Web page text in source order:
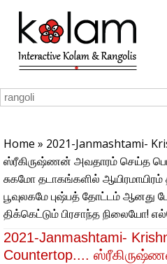
Skip to main content
Home » 2021-Janmashtami-
ஸ்ரீகிருஷ்ணன் அவதாரம் செய்த
சுகமோ தடாகங்களில்
பூவுலகமே புஷ்பத் தோட்டம்
திக்கெட்டும் பிரசாந்த நிலையோ!
2021-Janmashtami-
Countertop....